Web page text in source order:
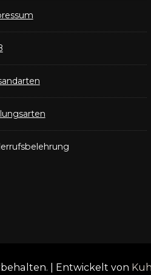
| Entwickelt von